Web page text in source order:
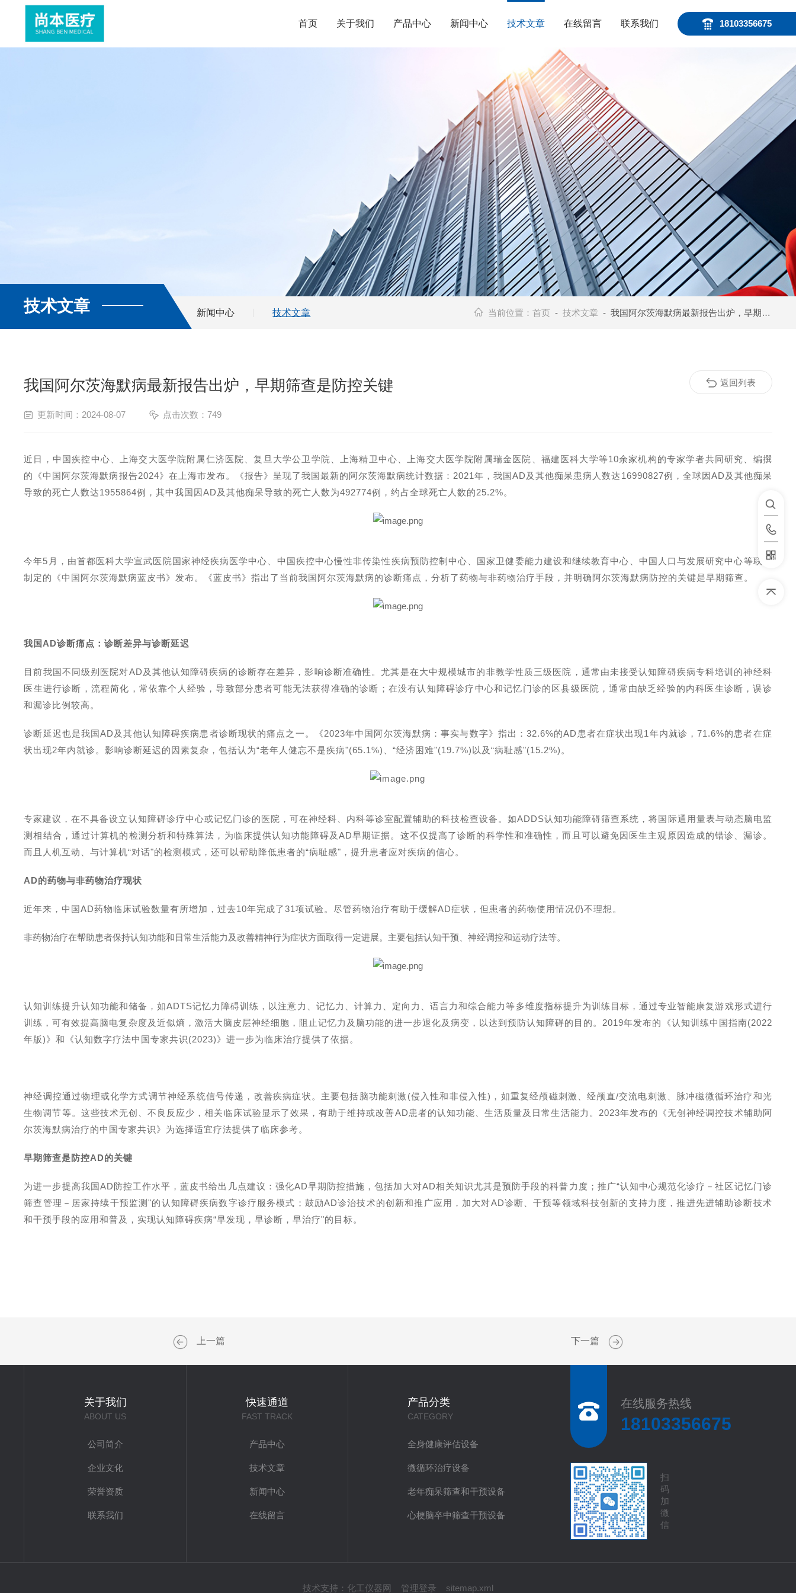
18103356675
首页 关于我们 产品中心 新闻中心 技术文章 在线留言 联系我们
技术文章 新闻中心 技术文章 当前位置：首页 -技术文章 - 我国阿尔茨海默病最新报告出炉，早期筛查是防控关键
我国阿尔茨海默病最新报告出炉，早期筛查是防控关键
更新时间：2024-08-07 点击次数：749
近日，中国疾控中心、上海交大医学院附属仁济医院、复旦大学公卫学院、上海精卫中心、上海交大医学院附属瑞金医院、福建医科大学等10余家机构的专家学者共同研究、编撰
的《中国阿尔茨海默病报告2024》在上海市发布。《报告》呈现了我国最新的阿尔茨海默病统计数据： 2021年，我国AD 及其他痴呆患病人数达 16990827例，全球因AD 及其他痴呆
导致的死亡人数达1955864例，其中我国因AD 及其他痴呆导致的死亡人数为492774例，约占全球死亡人数的25.2%。
今年5 月，由首都医科大学宣武医院国家神经疾病医学中心、中国疾控中心慢性非传染性疾病预防控制中心、国家卫健委能力建设和继续教育中心、中国人口与发展研究中心等联合
制定的《中国阿尔茨海默病蓝皮书》发布。《蓝皮书》指出了当前我国阿尔茨海默病的诊断痛点，分析了药物与非药物治疗手段，并明确阿尔茨海默病防控的关键是早期筛查。
我国 AD诊断痛点：诊断差异与诊断延迟
目前我国不同级别医院对AD 及其他认知障碍疾病的诊断存在差异，影响诊断准确性。 尤其是在大中规模城市的非教学性质三级医院，通常由未接受认知障碍疾病专科培训的神经科
医生进行诊断，流程简化，常依靠个人经验，导致部分患者可能无法获得准确的诊断；在没有认知障碍诊疗中心和记忆门诊的区县级医院，通常由缺乏经验的内科医生诊断，误诊
和漏诊比例较高。
诊断延迟也是我国AD 及其他认知障碍疾病患者诊断现状的痛点之一。《2023年中国阿尔茨海默病：事实与数字》指出：32.6%的AD 患者在症状出现1 年内就诊，71.6%的患者在症
状出现2年内就诊。影响诊断延迟的因素复杂，包括认为“老年人健忘不是疾病"(65.1%) 、“经济困难"(19.7%) 以及“病耻感"(15.2%) 。
专家建议，在不具备设立认知障碍诊疗中心或记忆门诊的医院，可在神经科、内科等诊室配置辅助的科技检查设备。如ADDS认知功能障碍筛查系统，将国际通用量表与动态脑电监
测相结合，通过计算机的检测分析和特殊算法，为临床提供认知功能障碍及 AD早期证据。这不仅提高了诊断的科学性和准确性，而且可以避免因医生主观原因造成的错诊、漏诊。
而且人机互动、与计算机“对话"的检测模式，还可以帮助降低患者的“病耻感"，提升患者应对疾病的信心。
AD的药物与非药物治疗现状
近年来，中国AD药物临床试验数量有所增加，过去10年完成了31项试验。尽管药物治疗有助于缓解AD症状，但患者的药物使用情况仍不理想。
非药物治疗在帮助患者保持认知功能和日常生活能力及改善精神行为症状方面取得一定进展。主要包括认知干预、神经调控和运动疗法等。
认知训练提升认知功能和储备，如ADTS记忆力障碍训练，以注意力、记忆力、计算力、定向力、语言力和综合能力等多维度指标提升为训练目标，通过专业智能康复游戏形式进行
训练，可有效提高脑电复杂度及近似熵，激活大脑皮层神经细胞，阻止记忆力及脑功能的进一步退化及病变，以达到预防认知障碍的目的。 2019年发布的《认知训练中国指南(2022
年版)》和《认知数字疗法中国专家共识(2023)》进一步为临床治疗提供了依据。
神经调控通过物理或化学方式调节神经系统信号传递，改善疾病症状。主要包括脑功能刺激 (侵入性和非侵入性) ，如重复经颅磁刺激、经颅直/交流电刺激、脉冲磁微循环治疗和光
生物调节等。这些技术无创、不良反应少，相关临床试验显示了效果，有助于维持或改善AD患者的认知功能、生活质量及日常生活能力。 2023年发布的《无创神经调控技术辅助阿
尔茨海默病治疗的中国专家共识》为选择适宜疗法提供了临床参考。
早期筛查是防控AD的关键
为进一步提高我国AD防控工作水平，蓝皮书给出几点建议：强化AD早期防控措施，包括加大对AD相关知识尤其是预防手段的科普力度；推广“认知中心规范化诊疗－社区记忆门诊
筛查管理－居家持续干预监测"的认知障碍疾病数字诊疗服务模式；鼓励AD诊治技术的创新和推广应用，加大对AD诊断、干预等领域科技创新的支持力度，推进先进辅助诊断技术
和干预手段的应用和普及，实现认知障碍疾病“早发现，早诊断，早治疗"的目标。
返回列表
上一篇 下一篇
关于我们
ABOUT US
公司简介
企业文化
荣誉资质
联系我们
快速通道
FAST TRACK
产品中心
技术文章
新闻中心
在线留言
产品分类
CATEGORY
全身健康评估设备
微循环治疗设备
老年痴呆筛查和干预设备
心梗脑卒中筛查干预设备
在线服务热线
18103356675
扫
码
加
微
信
技术支持： 化工仪器网 管理登录 sitemap.xml